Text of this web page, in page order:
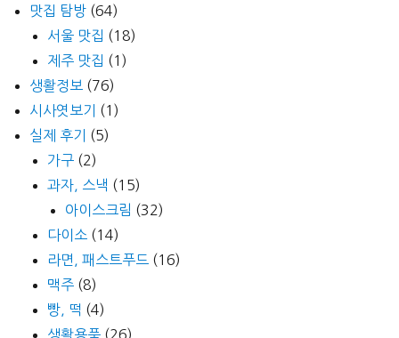
맛집 탐방 (64)
서울 맛집 (18)
제주 맛집 (1)
생활정보 (76)
시사엿보기
(1)
실제 후기
(5)
가구 (2)
과자, 스낵 (15)
아이스크림 (32)
다이소 (14)
라면, 패스트푸드 (16)
맥주 (8)
빵, 떡 (4)
생활용품 (26)